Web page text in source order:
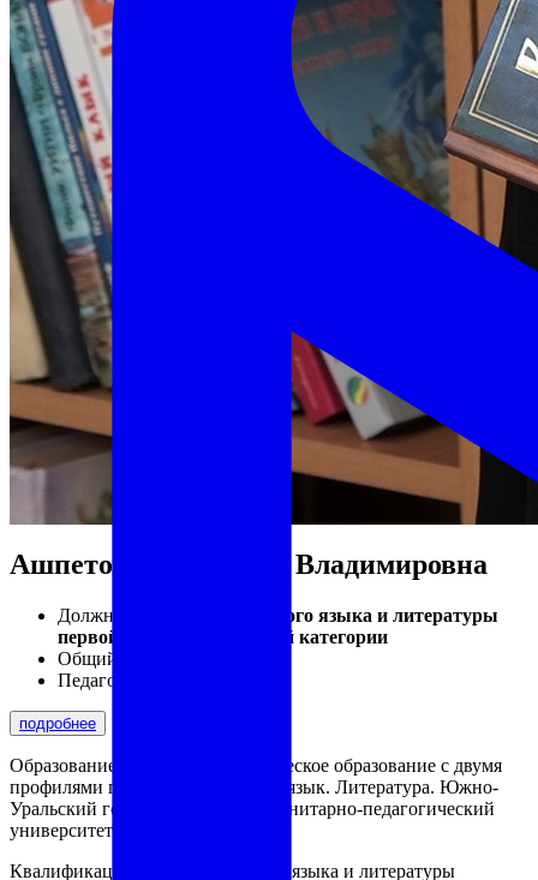
Ашпетова Анастасия Владимировна
Должность:
Учитель русского языка и литературы
первой квалификационной категории
Общий стаж:
Педагогический стаж:
подробнее
Образование: высшее. Педагогическое образование с двумя
профилями подготовки: Русский язык. Литература. Южно-
Уральский государственный гуманитарно-педагогический
университет
Квалификация: Учитель русского языка и литературы